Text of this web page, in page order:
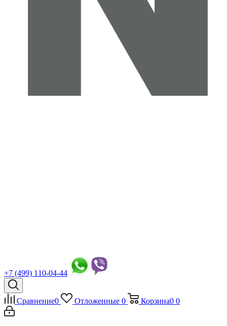
+7 (499) 110-04-44
Сравнение0 Отложенные 0 Корзина0 0